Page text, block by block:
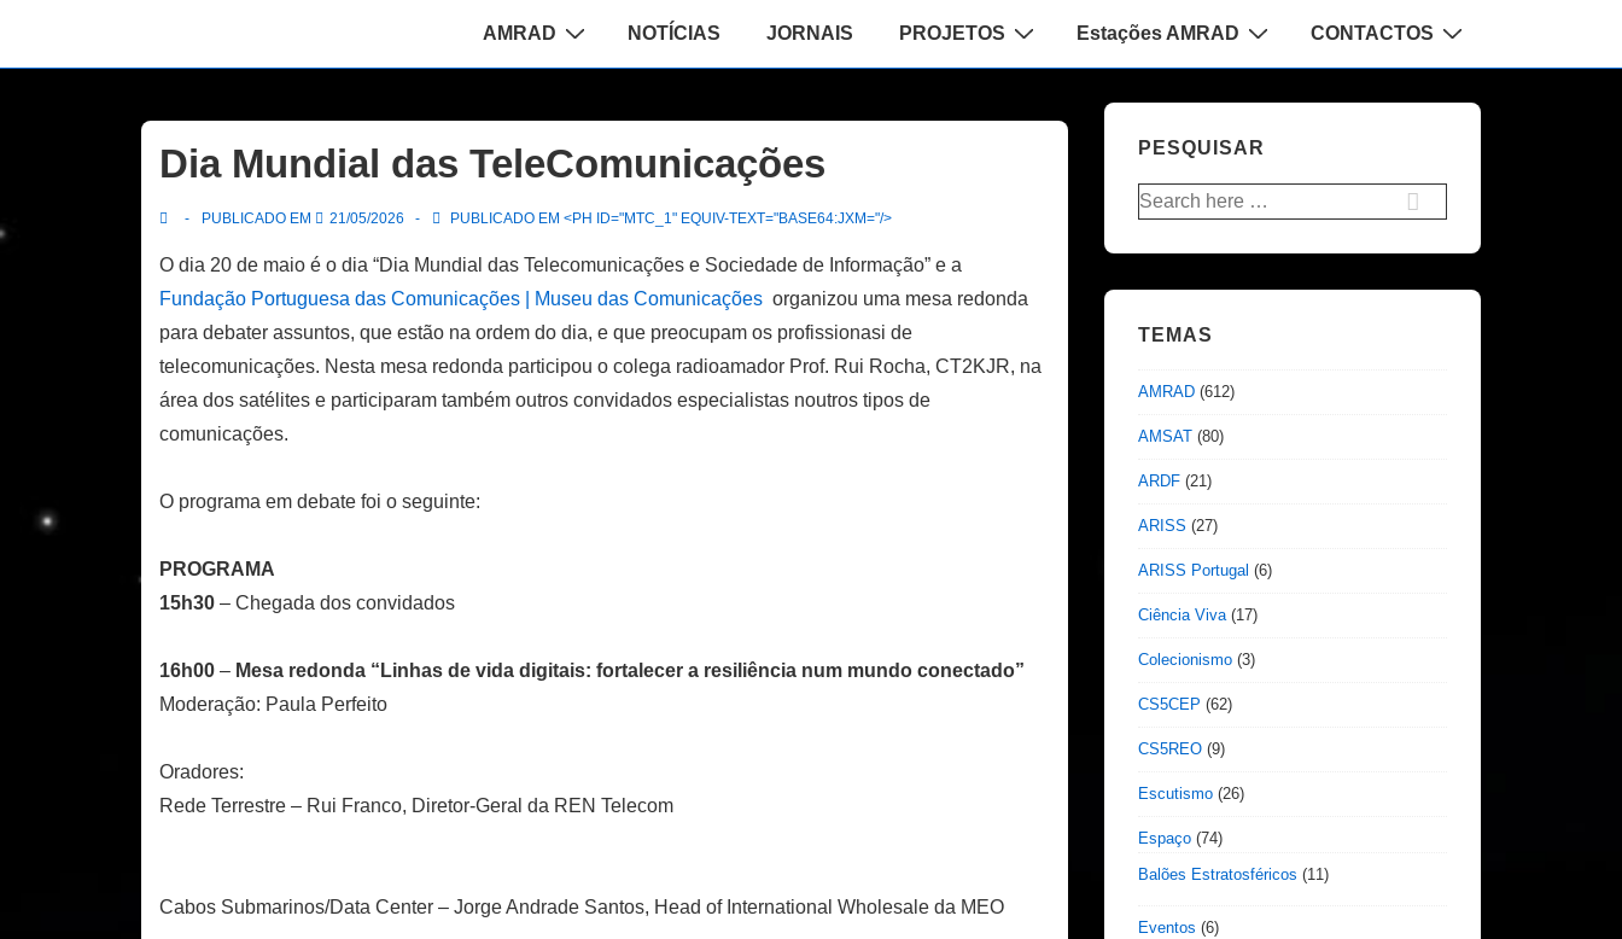
Navegação
AMRAD NOTÍCIAS JORNAIS PROJETOS Estações AMRAD CONTACTOS
Dia Mundial das TeleComunicações
PUBLICADO EM 21/05/2026 PUBLICADO EM <PH ID="MTC_1" EQUIV-TEXT="BASE64:JXM="/>
O dia 20 de maio é o dia “Dia Mundial das Telecomunicações e Sociedade de Informação” e a
Fundação Portuguesa das Comunicações | Museu das Comunicações organizou uma mesa redonda
para debater assuntos, que estão na ordem do dia, e que preocupam os profissionasi de
telecomunicações. Nesta mesa redonda participou o colega radioamador Prof. Rui Rocha, CT2KJR, na
área dos satélites e participaram também outros convidados especialistas noutros tipos de
comunicações.
O programa em debate foi o seguinte:
PROGRAMA
15h30 – Chegada dos convidados
16h00 – Mesa redonda “Linhas de vida digitais: fortalecer a resiliência num mundo conectado”
Moderação: Paula Perfeito
Oradores:
Rede Terrestre – Rui Franco, Diretor-Geral da REN Telecom
Cabos Submarinos/Data Center – Jorge Andrade Santos, Head of International Wholesale da MEO
PESQUISAR
Pesquisar
por:
TEMAS
AMRAD (612)
AMSAT (80)
ARDF (21)
ARISS (27)
ARISS Portugal (6)
Ciência Viva(17)
Colecionismo (3)
CS5CEP (62)
CS5REO (9)
Escutismo (26)
Espaço (74)
Balões Estratosféricos (11)
Eventos (6)